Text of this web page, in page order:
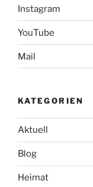
Instagram
YouTube
Mail
KATEGORIEN
Aktuell
Blog
Heimat